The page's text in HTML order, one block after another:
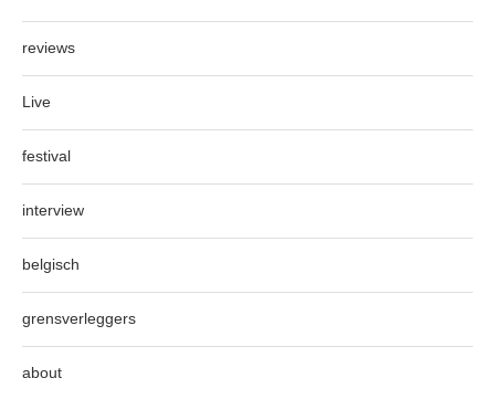
reviews
Live
festival
interview
belgisch
grensverleggers
about